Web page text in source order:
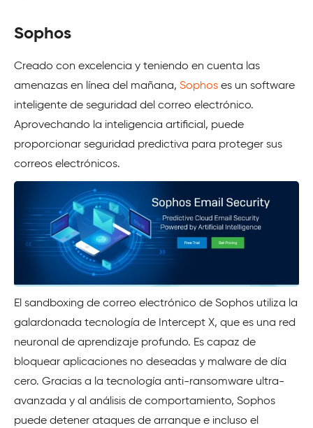
Sophos
Creado con excelencia y teniendo en cuenta las
amenazas en línea del mañana, Sophos es un software
inteligente de seguridad del correo electrónico.
Aprovechando la inteligencia artificial, puede
proporcionar seguridad predictiva para proteger sus
correos electrónicos.
El sandboxing de correo electrónico de Sophos utiliza la
galardonada tecnología de Intercept X, que es una red
neuronal de aprendizaje profundo. Es capaz de
bloquear aplicaciones no deseadas y malware de día
cero. Gracias a la tecnología anti-ransomware ultra-
avanzada y al análisis de comportamiento, Sophos
puede detener ataques de arranque e incluso el